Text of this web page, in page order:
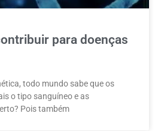
para doenças
todo mundo sabe que os
o tipo sanguíneo e as
Pois também